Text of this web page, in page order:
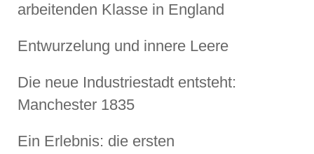
arbeitenden Klasse in England
Entwurzelung und innere Leere
Die neue Industriestadt entsteht:
Manchester 1835
Ein Erlebnis: die ersten